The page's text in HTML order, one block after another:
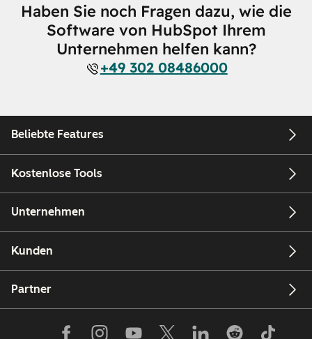
Haben Sie noch Fragen dazu, wie die
Software von HubSpot Ihrem
Unternehmen helfen kann?
+49 302 08486000
Beliebte Features
Kostenlose Tools
Unternehmen
Kunden
Partner